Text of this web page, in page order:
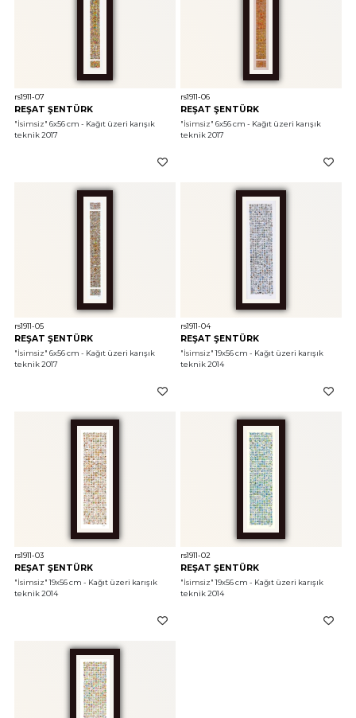
rs1911-07
REŞAT ŞENTÜRK
"İsimsiz" 6x56 cm - Kağıt üzeri karışık
teknik 2017
rs1911-06
REŞAT ŞENTÜRK
"İsimsiz" 6x56 cm - Kağıt üzeri karışık
teknik 2017
rs1911-05
REŞAT ŞENTÜRK
"İsimsiz" 6x56 cm - Kağıt üzeri karışık
teknik 2017
rs1911-04
REŞAT ŞENTÜRK
"İsimsiz" 19x56 cm - Kağıt üzeri karışık
teknik 2014
rs1911-03
REŞAT ŞENTÜRK
"İsimsiz" 19x56 cm - Kağıt üzeri karışık
teknik 2014
rs1911-02
REŞAT ŞENTÜRK
"İsimsiz" 19x56 cm - Kağıt üzeri karışık
teknik 2014